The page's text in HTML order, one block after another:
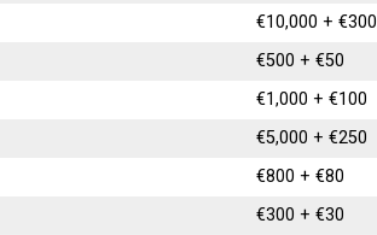
€10,000 + €300
€500 + €50
€1,000 + €100
€5,000 + €250
€800 + €80
€300 + €30